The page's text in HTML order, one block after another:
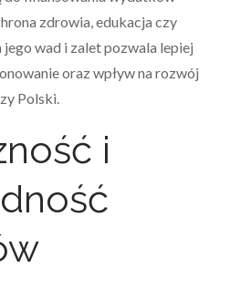
zdrowia, edukacja czy
wad i zalet pozwala lepiej
oraz wpływ na rozwój
Polski.
i